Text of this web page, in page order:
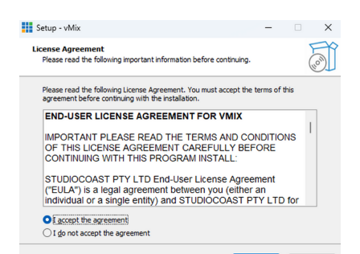
选项!
vMix允许通过质量设置流式菜单将AV1和
HEVC流式传输到YouTube。你只需要确保你有一
个支持HEVC或AV1的GPU。我们对这些选项感到
兴奋，因为您将能够以高质量但更少的带宽进行流
媒体播放!
为了更简单地编辑图层，vMix现在有更多的图
层控制选项，包括对齐、边框和裁剪。